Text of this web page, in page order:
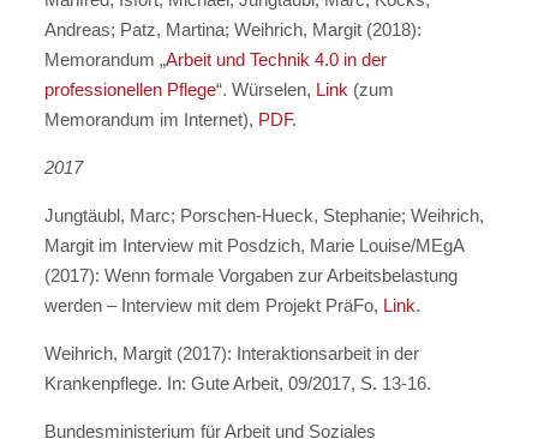
Andreas; Patz, Martina; Weihrich, Margit (2018):
Memorandum „Arbeit und Technik 4.0 in der
professionellen Pflege“. Würselen, Link (zum
Memorandum im Internet), PDF.
2017
Jungtäubl, Marc; Porschen-Hueck, Stephanie; Weihrich,
Margit im Interview mit Posdzich, Marie Louise/MEgA
(2017): Wenn formale Vorgaben zur Arbeitsbelastung
werden – Interview mit dem Projekt PräFo, Link.
Weihrich, Margit (2017): Interaktionsarbeit in der
Krankenpflege. In: Gute Arbeit, 09/2017, S. 13-16.
Bundesministerium für Arbeit und Soziales